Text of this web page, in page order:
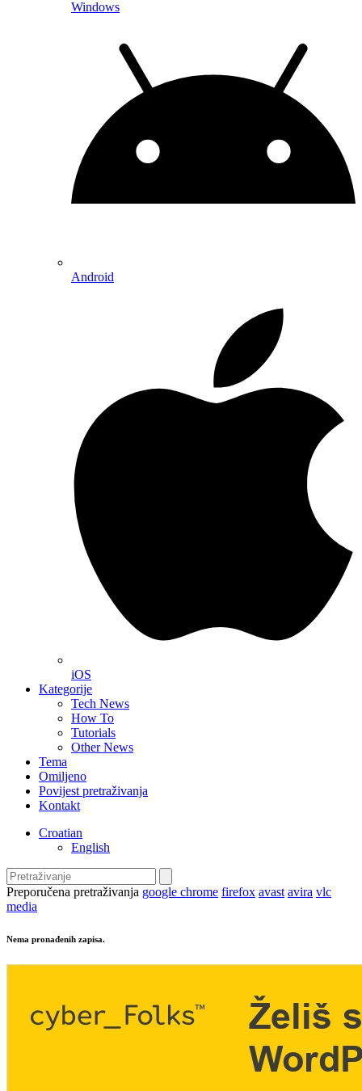
Windows
Android
iOS
Kategorije
Tech News
How To
Tutorials
Other News
Tema
Omiljeno
Povijest pretraživanja
Kontakt
Croatian
English
Preporučena pretraživanja google chrome firefox avast avira vlc
media
Nema pronađenih zapisa.